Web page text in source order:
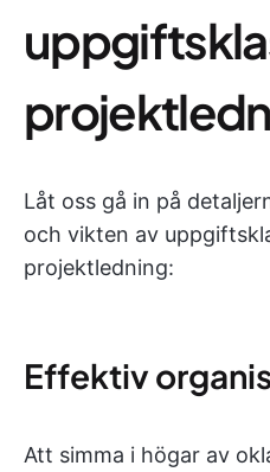
Låt oss gå in på
och vikten av
projektledning:
Effektiv
Att simma i högar av